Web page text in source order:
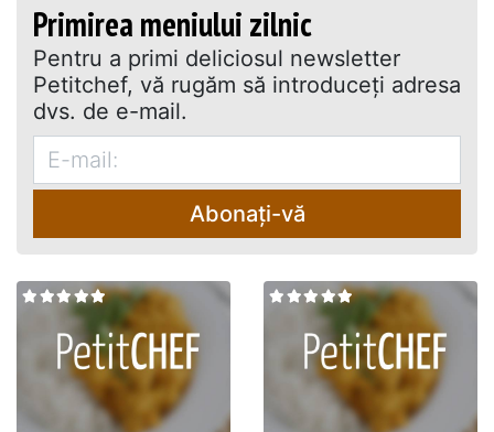
Primirea meniului zilnic
Pentru a primi deliciosul newsletter
Petitchef, vă rugăm să introduceţi adresa
dvs. de e-mail.
Abonați-vă